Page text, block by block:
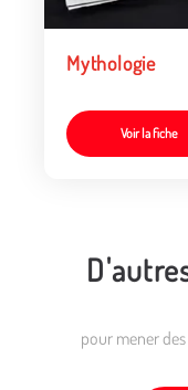
Mythologie
Voir la fiche
pour mener